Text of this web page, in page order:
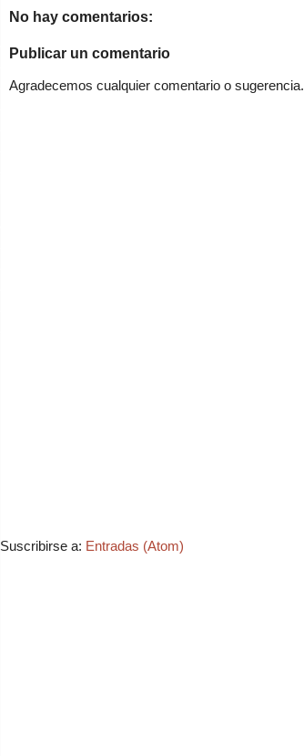
No hay comentarios:
Publicar un comentario
Agradecemos cualquier comentario o sugerencia.
Suscribirse a: Entradas (Atom)